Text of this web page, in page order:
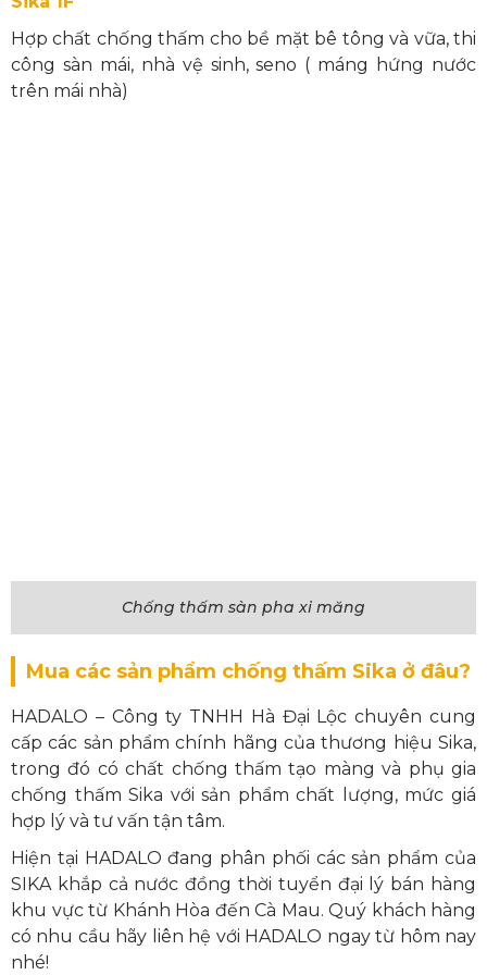
Hợp chất chống thấm cho bề mặt bê tông và vữa, thi
công sàn mái, nhà vệ sinh, seno ( máng hứng nước
trên mái nhà)
Chống thấm sàn pha xi măng
Mua các sản phẩm chống thấm Sika ở đâu?
HADALO – Công ty TNHH Hà Đại Lộc chuyên cung
cấp các sản phẩm chính hãng của thương hiệu Sika,
trong đó có chất chống thấm tạo màng và phụ gia
chống thấm Sika với sản phẩm chất lượng, mức giá
hợp lý và tư vấn tận tâm.
Hiện tại HADALO đang phân phối các sản phẩm của
SIKA khắp cả nước đồng thời tuyển đại lý bán hàng
khu vực từ Khánh Hòa đến Cà Mau. Quý khách hàng
có nhu cầu hãy liên hệ với HADALO ngay từ hôm nay
nhé!